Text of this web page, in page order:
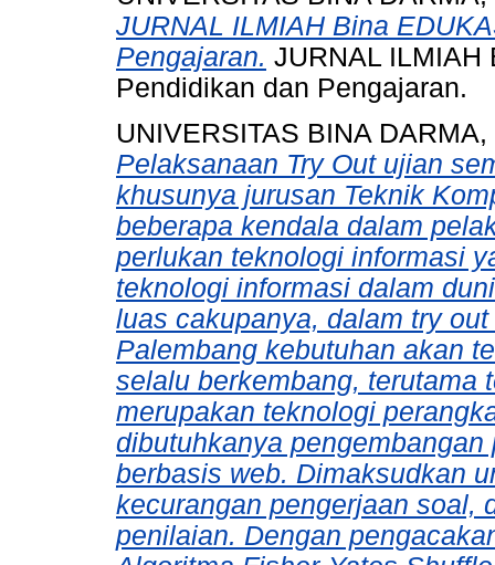
JURNAL ILMIAH Bina
Pengajaran. JURNAL ILMIAH
Pendidikan dan Pengajaran.
UNIVERSITAS BINA
Pelaksanaan Try Out ujian
khusunya jurusan Teknik
beberapa kendala dalam
perlukan teknologi informasi
teknologi informasi dalam
luas cakupanya, dalam try
Palembang kebutuhan akan
selalu berkembang, terutama
merupakan teknologi
dibutuhkanya
berbasis web. Dimaksudkan
kecurangan pengerjaan soal,
penilaian. Dengan